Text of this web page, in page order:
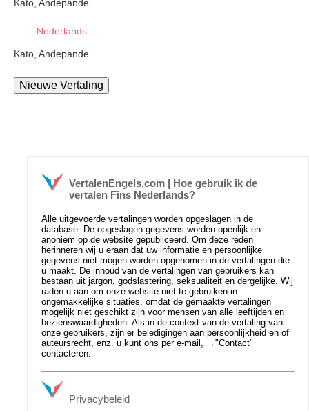
Kato, Andepande.
Nederlands
Kato, Andepande.
VertalenEngels.com | Hoe gebruik ik de
vertalen Fins Nederlands?
Alle uitgevoerde vertalingen worden opgeslagen in de
database. De opgeslagen gegevens worden openlijk en
anoniem op de website gepubliceerd. Om deze reden
herinneren wij u eraan dat uw informatie en persoonlijke
gegevens niet mogen worden opgenomen in de vertalingen die
u maakt. De inhoud van de vertalingen van gebruikers kan
bestaan uit jargon, godslastering, seksualiteit en dergelijke. Wij
raden u aan om onze website niet te gebruiken in
ongemakkelijke situaties, omdat de gemaakte vertalingen
mogelijk niet geschikt zijn voor mensen van alle leeftijden en
bezienswaardigheden. Als in de context van de vertaling van
onze gebruikers, zijn er beledigingen aan persoonlijkheid en of
auteursrecht, enz. u kunt ons per e-mail, →"Contact"
contacteren.
Privacybeleid